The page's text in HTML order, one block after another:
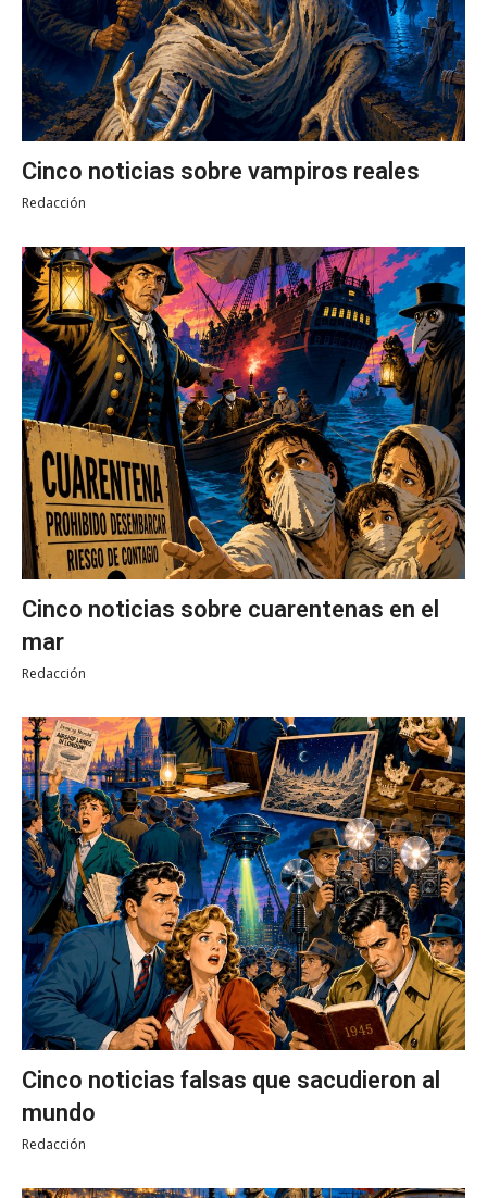
Cinco noticias sobre vampiros reales
Redacción
Cinco noticias sobre cuarentenas en el
mar
Redacción
Cinco noticias falsas que sacudieron al
mundo
Redacción